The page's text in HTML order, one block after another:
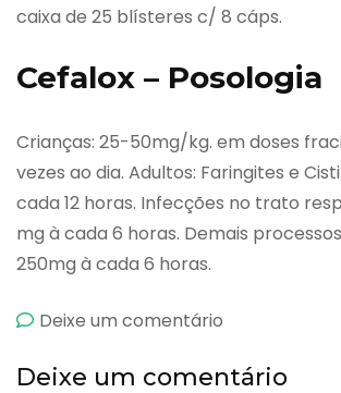
caixa de 25 blísteres c/ 8 cáps.
Cefalox – Posologia
Crianças: 25-50mg/kg. em doses
vezes ao dia. Adultos: Faringites e
cada 12 horas. Infecções no trato
mg à cada 6 horas. Demais
250mg à cada 6 horas.
Deixe um comentário
Deixe um comentário